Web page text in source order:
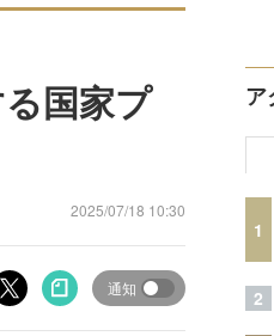
国家プ
2025/07/18 10:30
通知
ア
1
2